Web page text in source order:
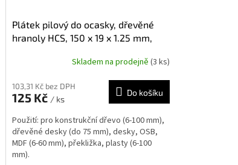
Plátek pilový do ocasky, dřevěné
hranoly HCS, 150 x 19 x 1.25 mm,
Skladem na prodejně (3 ks)
103,31 Kč bez DPH
125 Kč / ks
Do košíku
Použití: pro konstrukční dřevo (6-100 mm),
dřevěné desky (do 75 mm), desky, OSB,
MDF (6-60 mm), překližka, plasty (6-100
mm).